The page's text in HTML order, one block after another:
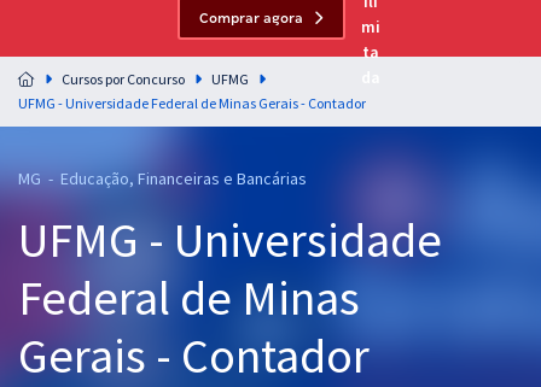
Residências Multiprofissionais
Preparação completa e intensiva para as principais
residências em saúde do Brasil
Cursos 20% OFF
Pós
Graduação
Comprar agora
Cursos por Concurso
UFMG
UFMG - Universidade Federal de Minas Gerais - Contador
MG - Educação, Financeiras e Bancárias
UFMG - Universidade
Federal de Minas
Gerais - Contador